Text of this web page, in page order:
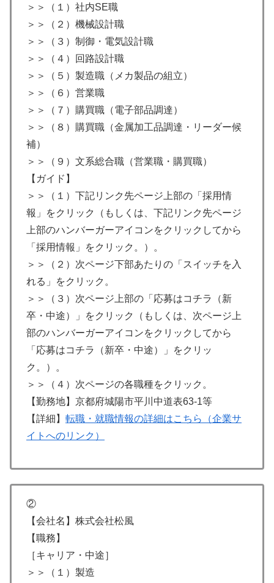
＞＞（１）社内SE職
＞＞（２）機械設計職
＞＞（３）制御・電気設計職
＞＞（４）回路設計職
＞＞（５）製造職（メカ製品の組立）
＞＞（６）営業職
＞＞（７）購買職（電子部品調達）
＞＞（８）購買職（金属加工品調達・リーダー候
補）
＞＞（９）文系総合職（営業職・購買職）
【ガイド】
＞＞（１）下記リンク先ページ上部の「採用情
報」をクリック（もしくは、下記リンク先ページ
上部のハンバーガーアイコンをクリックしてから
「採用情報」をクリック。）。
＞＞（２）次ページ下部あたりの「スイッチを入
れる」をクリック。
＞＞（３）次ページ上部の「応募はコチラ（新
卒・中途）」をクリック（もしくは、次ページ上
部のハンバーガーアイコンをクリックしてから
「応募はコチラ（新卒・中途）」をクリッ
ク。）。
＞＞（４）次ページの各職種をクリック。
【勤務地】京都府城陽市平川中道表63-1等
【詳細】 転職・就職情報の詳細はこちら（企業サ
イトへのリンク）
②
【会社名】株式会社松風
【職務】
［キャリア・中途］
＞＞（１）製造